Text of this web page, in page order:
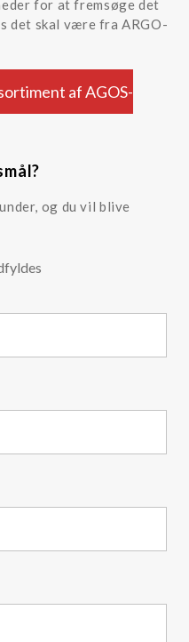
for at fremsøge det
det skal være fra ARGO-
af AGOS-
og du vil blive